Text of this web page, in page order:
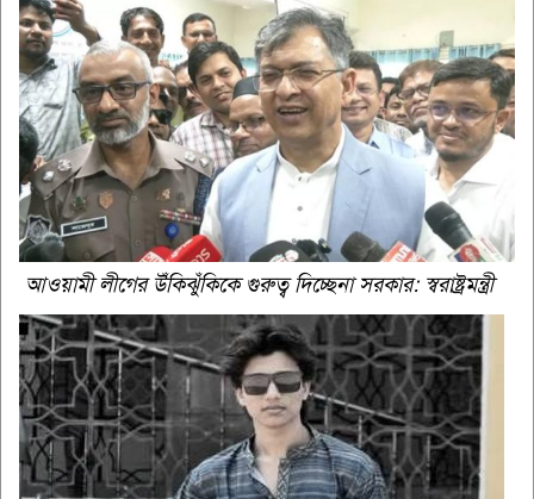
আওয়ামী লীগের উঁকিঝুঁকিকে গুরুত্ব দিচ্ছেনা সরকার: স্বরাষ্ট্রমন্ত্রী